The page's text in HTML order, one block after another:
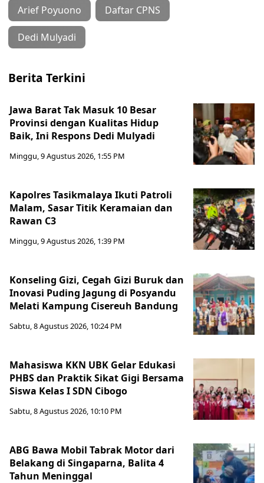
Arief Poyuono Daftar CPNS
Dedi Mulyadi
Berita Terkini
Jawa Barat Tak Masuk 10 Besar
Provinsi dengan Kualitas Hidup
Baik, Ini Respons Dedi Mulyadi
Minggu, 9 Agustus 2026, 1:55 PM
Kapolres Tasikmalaya Ikuti Patroli
Malam, Sasar Titik Keramaian dan
Rawan C3
Minggu, 9 Agustus 2026, 1:39 PM
Konseling Gizi, Cegah Gizi Buruk dan
Inovasi Puding Jagung di Posyandu
Melati Kampung Cisereuh Bandung
Sabtu, 8 Agustus 2026, 10:24 PM
Mahasiswa KKN UBK Gelar Edukasi
PHBS dan Praktik Sikat Gigi Bersama
Siswa Kelas I SDN Cibogo
Sabtu, 8 Agustus 2026, 10:10 PM
ABG Bawa Mobil Tabrak Motor dari
Belakang di Singaparna, Balita 4
Tahun Meninggal